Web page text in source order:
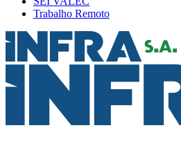
Trabalho Remoto